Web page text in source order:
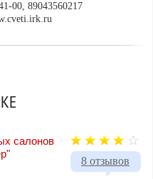
00, 89043560217
8 отзывов
салонов